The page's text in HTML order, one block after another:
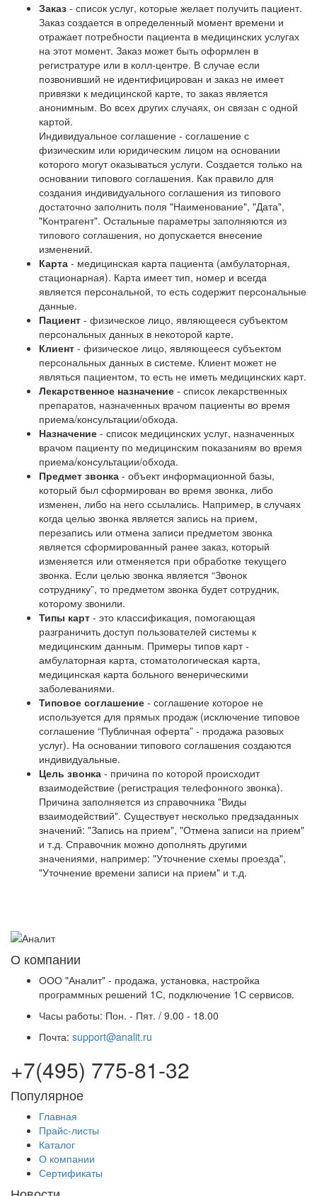
Заказ - список услуг, которые желает получить пациент.
Заказ создается в определенный момент времени и
отражает потребности пациента в медицинских услугах
на этот момент. Заказ может быть оформлен в
регистратуре или в колл-центре. В случае если
позвонивший не идентифицирован и заказ не имеет
привязки к медицинской карте, то заказ является
анонимным. Во всех других случаях, он связан с одной
картой.
Индивидуальное соглашение - соглашение с
физическим или юридическим лицом на основании
которого могут оказываться услуги. Создается только на
основании типового соглашения. Как правило для
создания индивидуального соглашения из типового
достаточно заполнить поля "Наименование", "Дата",
"Контрагент". Остальные параметры заполняются из
типового соглашения, но допускается внесение
изменений.
Карта - медицинская карта пациента (амбулаторная,
стационарная). Карта имеет тип, номер и всегда
является персональной, то есть содержит персональные
данные.
Пациент - физическое лицо, являющееся субъектом
персональных данных в некоторой карте.
Клиент - физическое лицо, являющееся субъектом
персональных данных в системе. Клиент может не
являться пациентом, то есть не иметь медицинских карт.
Лекарственное назначение - список лекарственных
препаратов, назначенных врачом пациенты во время
приема/консультации/обхода.
Назначение - список медицинских услуг, назначенных
врачом пациенту по медицинским показаниям во время
приема/консультации/обхода.
Предмет звонка - объект информационной базы,
который был сформирован во время звонка, либо
изменен, либо на него ссылались. Например, в случаях
когда целью звонка является запись на прием,
перезапись или отмена записи предметом звонка
является сформированный ранее заказ, который
изменяется или отменяется при обработке текущего
звонка. Если целью звонка является “Звонок
сотруднику”, то предметом звонка будет сотрудник,
которому звонили.
Типы карт - это классификация, помогающая
разграничить доступ пользователей системы к
медицинским данным. Примеры типов карт -
амбулаторная карта, стоматологическая карта,
медицинская карта больного венерическими
заболеваниями.
Типовое соглашение - соглашение которое не
используется для прямых продаж (исключение типовое
соглашение “Публичная оферта” - продажа разовых
услуг). На основании типового соглашения создаются
индивидуальные.
Цель звонка - причина по которой происходит
взаимодействие (регистрация телефонного звонка).
Причина заполняется из справочника "Виды
взаимодействий". Существует несколько предзаданных
значений: "Запись на прием", "Отмена записи на прием"
и т.д. Справочник можно дополнять другими
значениями, например: "Уточнение схемы проезда",
"Уточнение времени записи на прием" и т.д.
О компании
ООО "Аналит" - продажа, установка, настройка
программных решений 1С, подключение 1С сервисов.
Часы работы: Пон. - Пят. / 9.00 - 18.00
Почта: support@analit.ru
+7(495) 775-81-32
Популярное
Главная
Прайс-листы
Каталог
О компании
Сертификаты